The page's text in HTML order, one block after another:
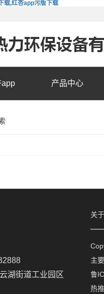
载,红杏app污版下载
app 产品中心
湖街道工业园区
关
主
鲁
热